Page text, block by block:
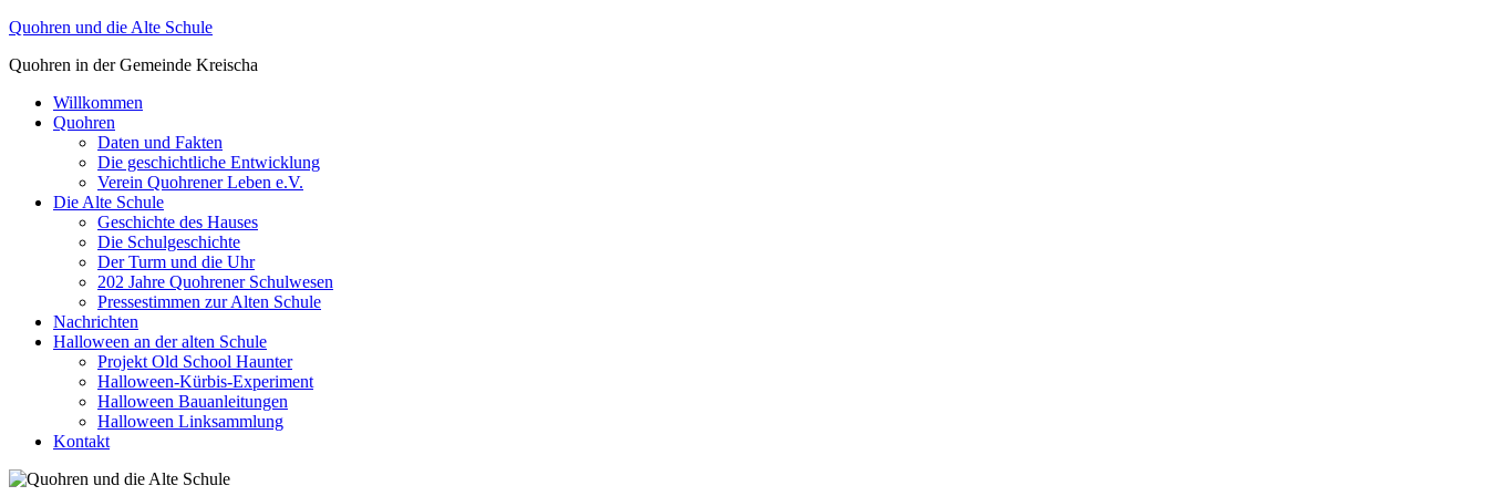
Zum
springen
Quohren und die Alte Schule
Quohren in der Gemeinde Kreischa
Willkommen
Quohren
Daten und Fakten
Die geschichtliche Entwicklung
Verein Quohrener Leben e.V.
Die Alte Schule
Geschichte des Hauses
Die Schulgeschichte
Der Turm und die Uhr
202 Jahre Quohrener Schulwesen
Pressestimmen zur Alten Schule
Nachrichten
Halloween an der alten Schule
Projekt Old School Haunter
Halloween-Kürbis-Experiment
Halloween Bauanleitungen
Halloween Linksammlung
Kontakt